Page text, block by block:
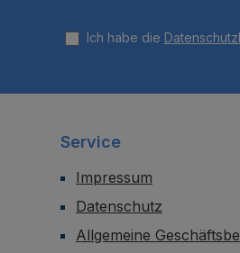
Ich habe die
Service
Impressum
Datenschutz
Allgemeine